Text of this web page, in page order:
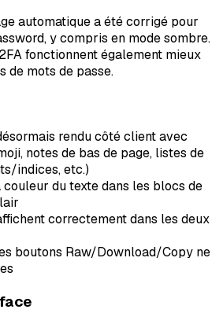
automatique a été corrigé pour
y compris en mode sombre.
fonctionnent également mieux
de mots de passe.
rendu côté client avec
notes de bas de page, listes de
indices, etc.)
du texte dans les blocs de
correctement dans les deux
boutons Raw/Download/Copy ne